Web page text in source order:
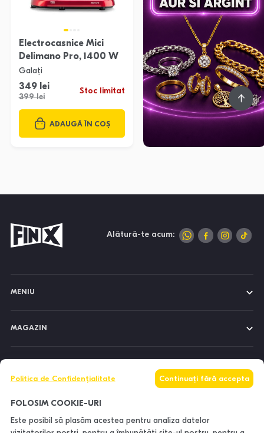
Electrocasnice Mici
Delimano Pro, 1400 W
Galați
349 lei
399 lei
Stoc limitat
ADAUGĂ ÎN COȘ
Alătură-te acum:
MENIU
MAGAZIN
INFORMAȚII
Politica de Confidențialitate Continuați fără accepta
FOLOSIM COOKIE-URI
Este posibil să plasăm acestea pentru analiza datelor